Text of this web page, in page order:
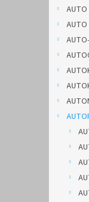
AUTO
AUTO